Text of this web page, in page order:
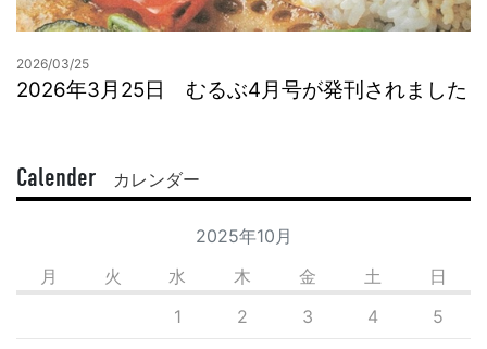
2026/03/25
2026年3月25日 むるぶ4月号が発刊されました
Calender カレンダー
2025年10月
月
火 水 木 金 土 日
1 2 3 4 5